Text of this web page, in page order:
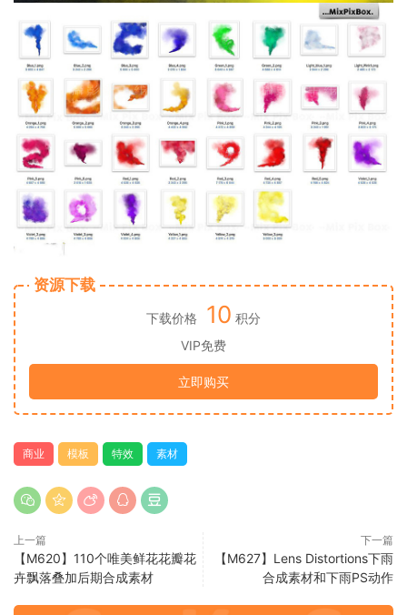
资源下载
下载价格 10 积分
VIP免费
立即购买
商业 模板 特效 素材
上一篇
【M620】110个唯美鲜花花瓣花
卉飘落叠加后期合成素材
下一篇
【M627】Lens Distortions下雨
合成素材和下雨PS动作